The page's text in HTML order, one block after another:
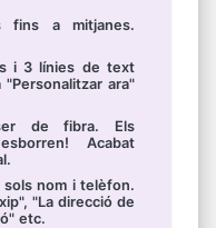
fins a mitjanes.
i 3 línies de text
ara"
de fibra. Els
Acabat
sols nom i telèfon.
"La direcció de
etc.